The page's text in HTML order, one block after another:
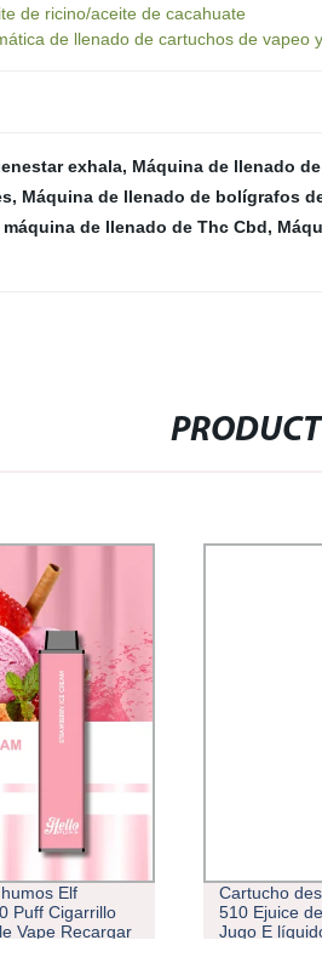
de ricino/aceite de cacahuate
de llenado de cartuchos de vapeo
exhala, Máquina de llenado
, Máquina de llenado de bolígrafos
máquina de llenado de Thc Cbd,
Elf
Puff Cigarrillo
Vape Recargar
Cartucho
510 Ejuice
Jugo E